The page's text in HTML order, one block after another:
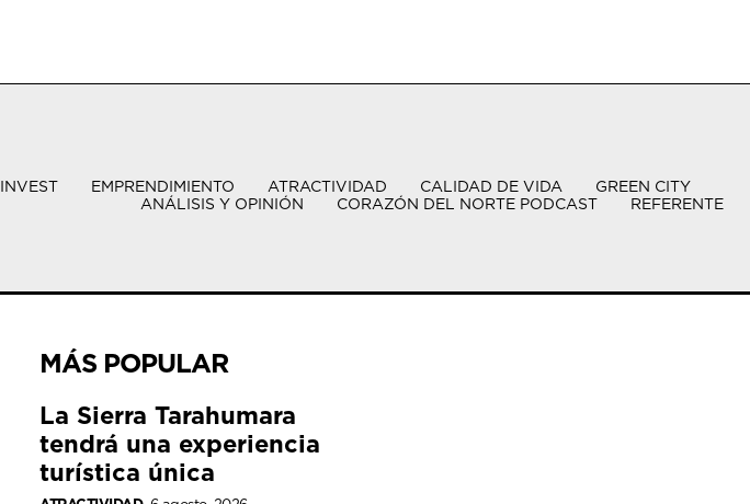
INVEST EMPRENDIMIENTO ATRACTIVIDAD CALIDAD DE VIDA
GREEN CITY
ANÁLISIS Y OPINIÓN
CORAZÓN DEL NORTE PODCAST REFERENTE
MÁS POPULAR
La Sierra Tarahumara
tendrá una experiencia
turística única